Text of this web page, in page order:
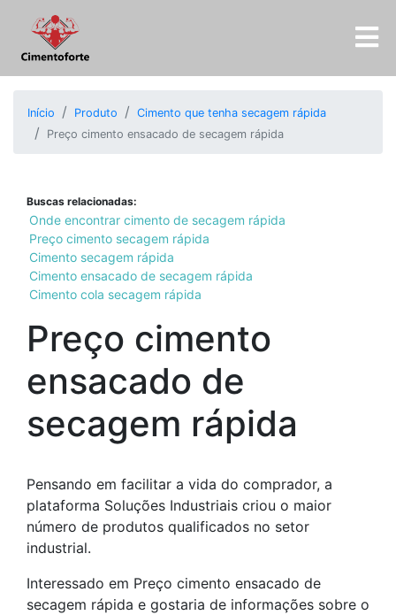
Início Produto
Cimento que tenha secagem rápida
Preço cimento ensacado de secagem rápida
Buscas relacionadas:
Onde encontrar cimento de secagem rápida
Preço cimento secagem rápida
Cimento secagem rápida
Cimento ensacado de secagem rápida
Cimento cola secagem rápida
Preço cimento
ensacado de
secagem rápida
Pensando em facilitar a vida do comprador, a
plataforma Soluções Industriais criou o maior
número de produtos qualificados no setor
industrial.
Interessado em Preço cimento ensacado de
secagem rápida e gostaria de informações sobre o